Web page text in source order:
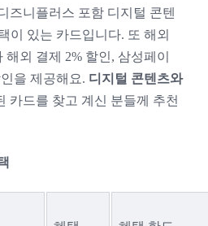
즈니플러스 포함 디지털 콘텐
이 있는 카드입니다. 또 해외
외 결제 2% 할인, 삼성페이
을 제공해요. 디지털 콘텐츠와
카드를 찾고 계신 분들께 추천